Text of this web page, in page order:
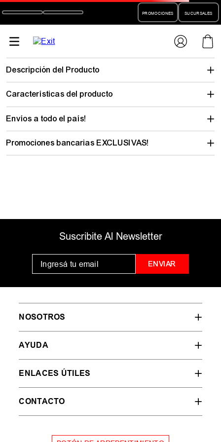
PROMOCIONES SUCURSALES
ojotas-
No encontramos lo que buscabas…
pero hay mucho para descubrir
MUJER HOMBRE NIÑOS
35 36 37 38